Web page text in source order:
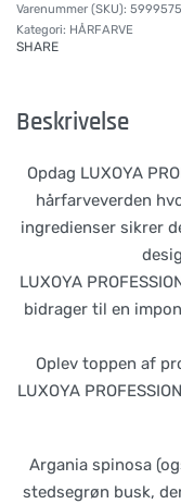
Kategori: HÅRFARVE
SHARE
Beskrivelse
Opdag LUXOYA
hårfarveverden
ingredienser sikrer
LUXOYA
bidrager til en
Oplev toppen af
LUXOYA
Argania spinosa
stedsegrøn busk,